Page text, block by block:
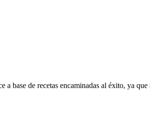
a base de recetas encaminadas al éxito, ya